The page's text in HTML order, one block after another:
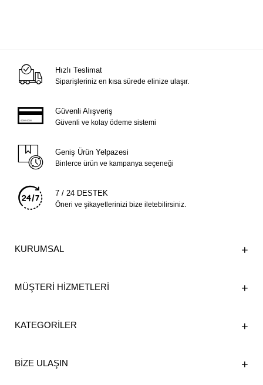
Hızlı Teslimat
Siparişleriniz en kısa sürede elinize ulaşır.
Güvenli Alışveriş
Güvenli ve kolay ödeme sistemi
Geniş Ürün Yelpazesi
Binlerce ürün ve kampanya seçeneği
7 / 24 DESTEK
Öneri ve şikayetlerinizi bize iletebilirsiniz.
KURUMSAL
MÜŞTERİ HİZMETLERİ
KATEGORİLER
BİZE ULAŞIN